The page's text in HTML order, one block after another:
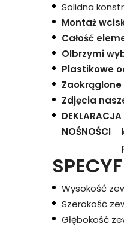
Solidna
Montaż
Całość
Olbrzymi
Plastikowe
Zdjęcia
DEKLARACJA
NOŚNOŚCI
Wysokość
Szerokość
Głębokość